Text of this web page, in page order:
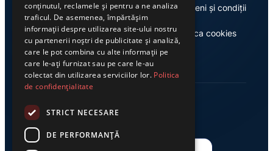
Despre noi
Casa de editură Exclusiv
Termeni și condiții
Politica cookies
conținutul, reclamele și pentru a ne analiza
traficul. De asemenea, împărtășim
informații despre utilizarea site-ului nostru
cu partenerii noștri de publicitate și analiză,
care le pot combina cu alte informații pe
care le-ați furnizat sau pe care le-au
colectat din utilizarea serviciilor lor. Politica
de confidențialitate
STRICT NECESARE
DE PERFORMANȚĂ